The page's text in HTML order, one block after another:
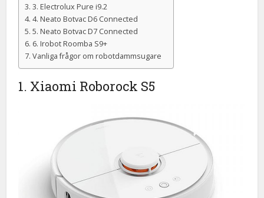
3. Electrolux Pure i9.2
4. Neato Botvac D6 Connected
5. Neato Botvac D7 Connected
6. Irobot Roomba S9+
Vanliga frågor om robotdammsugare
1. Xiaomi Roborock S5